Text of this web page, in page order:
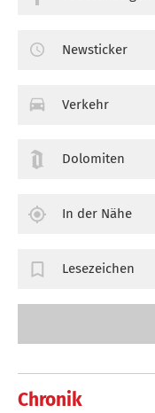
Chronik
Newsticker
Verkehr
Dolomiten
In der Nähe
Lesezeichen